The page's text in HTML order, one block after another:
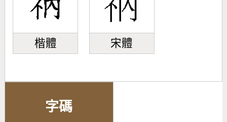
楷體 宋體
字碼